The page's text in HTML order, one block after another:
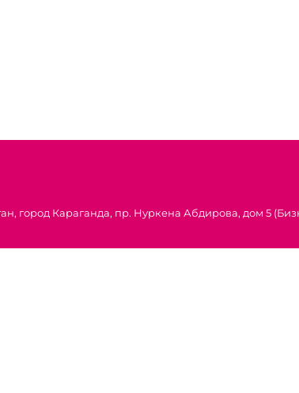
город Караганда, пр. Нуркена Абдирова, дом 5